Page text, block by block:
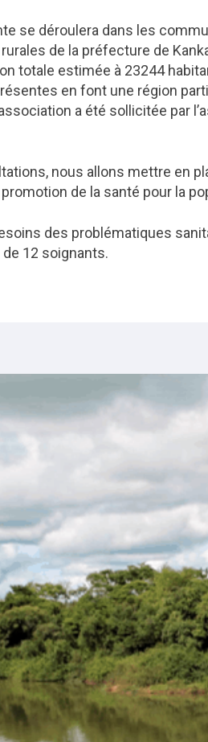
se déroulera dans les
de la préfecture de
totale estimée à 23244
en font une région
a été sollicitée par
nous allons mettre en
de la santé pour la
des problématiques
12 soignants.